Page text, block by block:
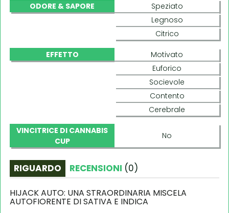
ODORE & SAPORE
Speziato
Legnoso
Citrico
EFFETTO
Motivato
Euforico
Socievole
Contento
Cerebrale
VINCITRICE DI CANNABIS
CUP
No
RIGUARDO RECENSIONI (0)
HIJACK AUTO: UNA STRAORDINARIA MISCELA
AUTOFIORENTE DI SATIVA E INDICA